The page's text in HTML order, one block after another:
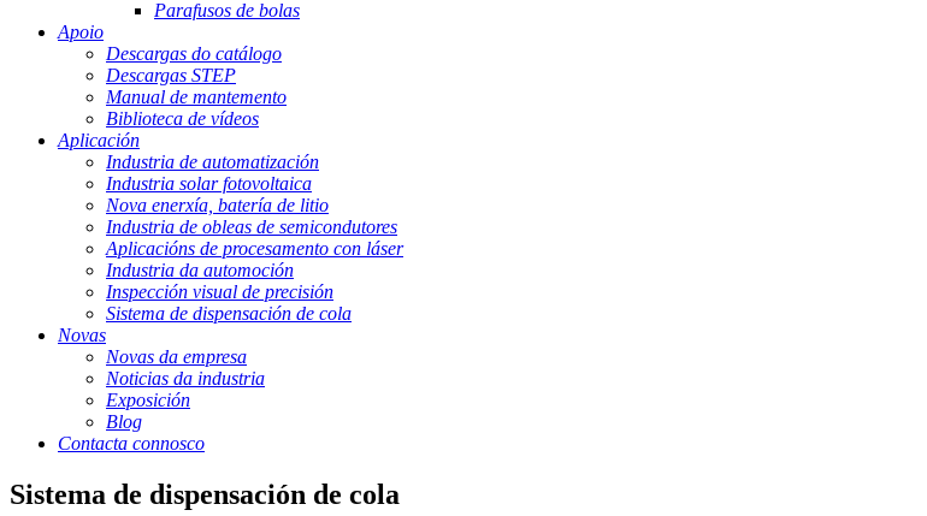
Parafusos de bolas
Apoio
Descargas do catálogo
Descargas STEP
Manual de mantemento
Biblioteca de vídeos
Aplicación
Industria de automatización
Industria solar fotovoltaica
Nova enerxía, batería de litio
Industria de obleas de semicondutores
Aplicacións de procesamento con láser
Industria da automoción
Inspección visual de precisión
Sistema de dispensación de cola
Novas
Novas da empresa
Noticias da industria
Exposición
Blog
Contacta connosco
Sistema de dispensación de cola